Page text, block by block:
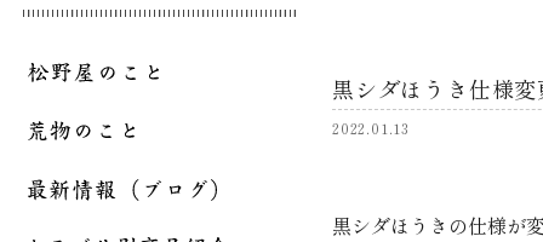
黒シダほうき仕様
2022.01.13
黒シダほうきの仕様が